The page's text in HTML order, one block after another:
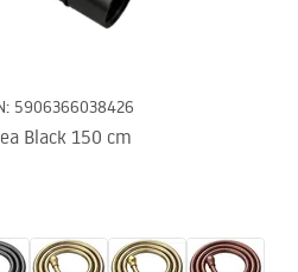
: 5906366038426
Black 150 cm